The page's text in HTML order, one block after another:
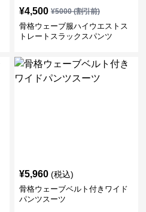
¥4,500 ¥5000(割引前)
骨格ウェーブ服ハイウエストス
トレートスラックスパンツ
¥5,960 (税込)
骨格ウェーブベルト付きワイド
パンツスーツ